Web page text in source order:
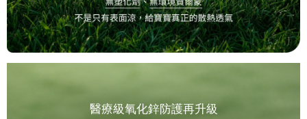
醫療級氧化鋅防護再升級